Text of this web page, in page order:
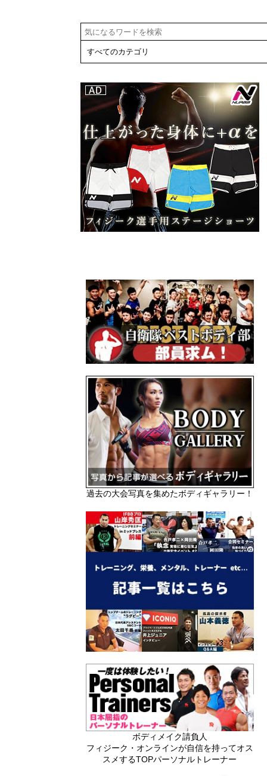
過去の大会写真を集めたボディギャラリー！
ボディメイク請負人
フィジーク・オンラインが自信を持ってオス
スメするTOPパーソナルトレーナー